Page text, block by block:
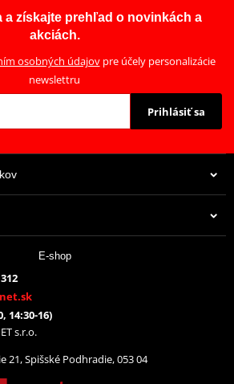
a získajte prehľad o novinkách a
akciách.
osobných údajovpre účely personalizácie
newslettru
Prihlásiť sa
E-shop
14:30-16)
s.r.o.
21, Spišské Podhradie, 053 04